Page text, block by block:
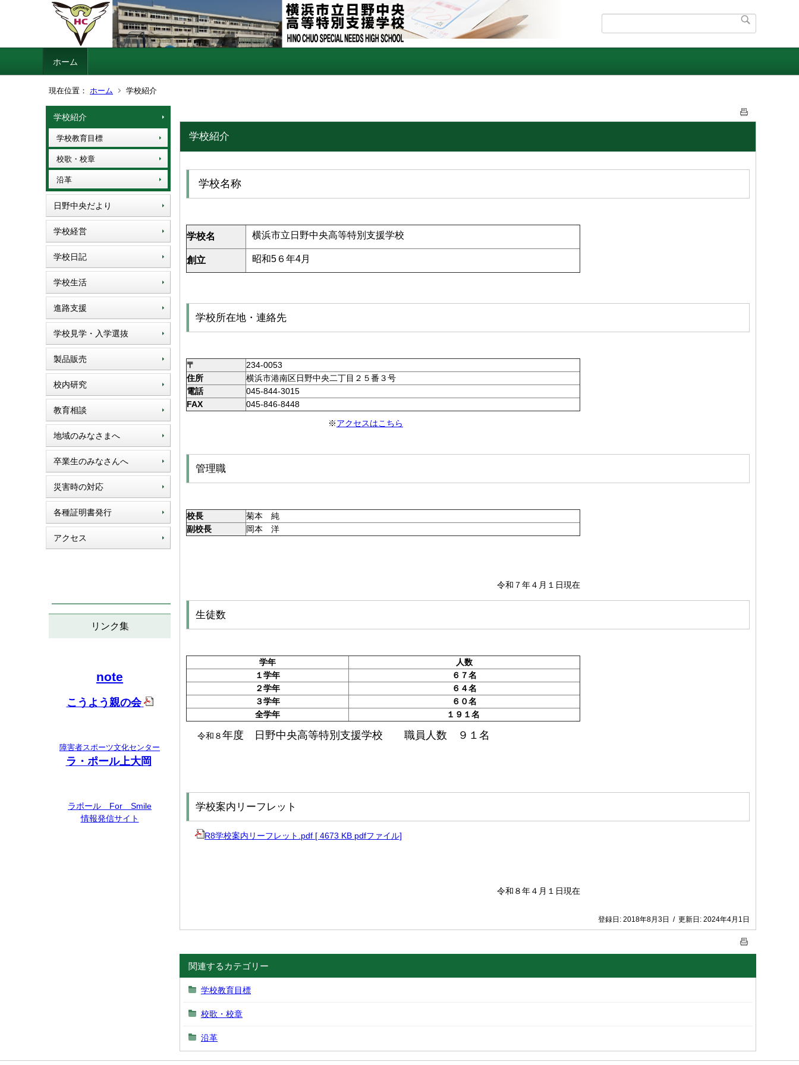
ホーム
現在位置： ホーム 学校紹介
学校紹介
学校教育目標
校歌・校章
沿革
日野中央だより
学校経営
学校日記
学校生活
進路支援
学校見学・入学選抜
製品販売
校内研究
教育相談
地域のみなさまへ
卒業生のみなさんへ
災害時の対応
各種証明書発行
アクセス
リンク集
note
こうよう親の会
障害者スポーツ文化センター
ラ・ポール上大岡
ラポール For Smile
情報発信サイト
学校紹介
学校名称
学校名 横浜市立日野中央高等特別支援学校
創立 昭和5６年4月
学校所在地・連絡先
〒
234-0053
住所
横浜市港南区日野中央二丁目２５番３号
電話
045-844-3015
FAX
045-846-8448
※アクセスはこちら
管理職
校長
菊本 純
副校長
岡本 洋
令和７年４月１日現在
生徒数
学年
人数
１学年
６７名
２学年
６４名
３学年
６０名
全学年
１９１名
令和８年度 日野中央高等特別支援学校 職員人数 ９１ 名
学校案内リーフレット
R8学校案内リーフレット.pdf [ 4673 KB pdfファイル]
令和８年４月１日現在
登録日: 2018年8月3日 / 更新日: 2024年4月1日
関連するカテゴリー
学校教育目標
校歌・校章
沿革